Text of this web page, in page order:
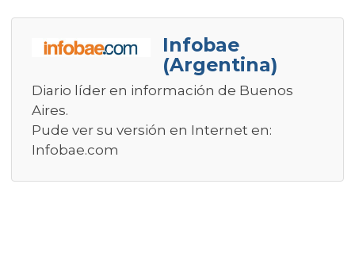
Infobae
(Argentina)
Diario líder en información de Buenos
Aires.
Pude ver su versión en Internet en:
Infobae.com